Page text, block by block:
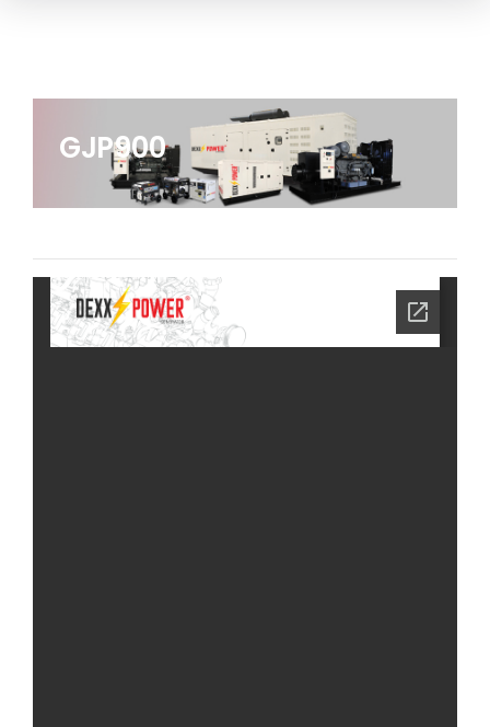
GJP900